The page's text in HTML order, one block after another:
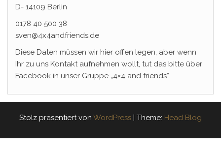
D- 14109 Berlin
0178 40 500 38
sven@4x4andfriends.de
Diese Daten müssen wir hier offen legen, aber wenn
Ihr zu uns Kontakt aufnehmen wollt, tut das bitte über
Facebook in unser Gruppe „4×4 and friends“
Stolz präsentiert von WordPress | Theme: Head Blog